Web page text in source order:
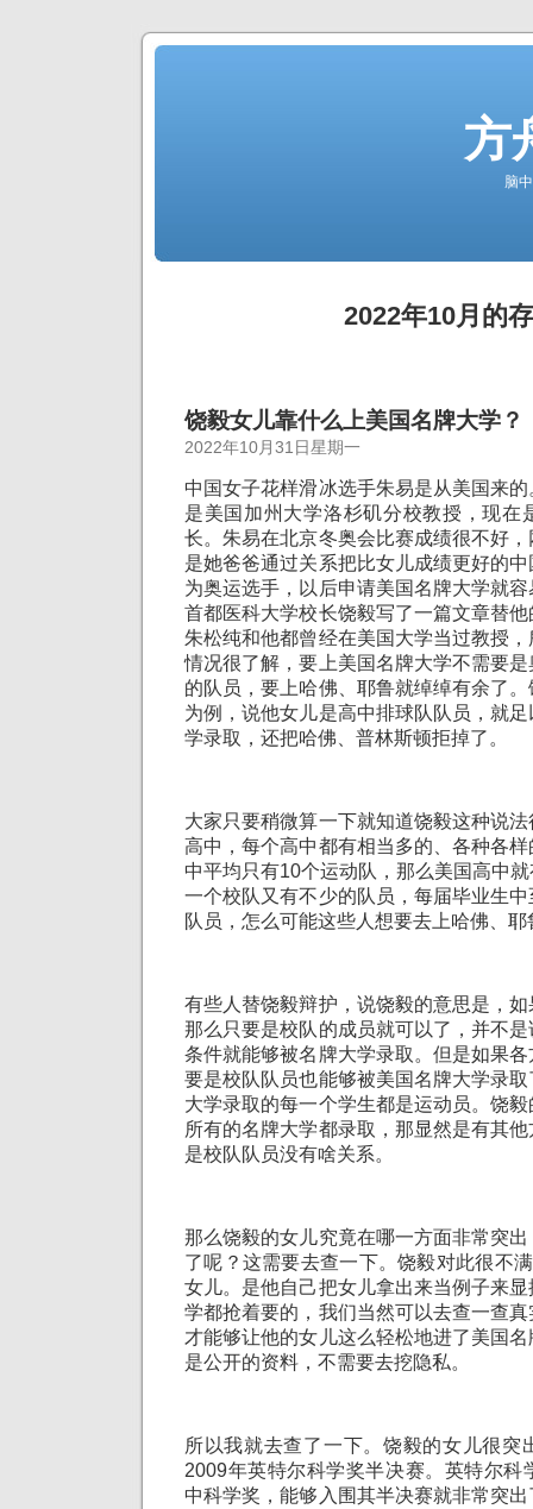
方
脑
2022年10月的
饶毅女儿靠什么上美国名牌大学？
2022年10月31日星期一
中国女子花样滑冰选手朱易是从美国来
是美国加州大学洛杉矶分校教授，现在
长。朱易在北京冬奥会比赛成绩很不好
是她爸爸通过关系把比女儿成绩更好的
为奥运选手，以后申请美国名牌大学就
首都医科大学校长饶毅写了一篇文章替
朱松纯和他都曾经在美国大学当过教授
情况很了解，要上美国名牌大学不需要
的队员，要上哈佛、耶鲁就绰绰有余了
为例，说他女儿是高中排球队队员，就
学录取，还把哈佛、普林斯顿拒掉了。
大家只要稍微算一下就知道饶毅这种说
高中，每个高中都有相当多的、各种各
中平均只有10个运动队，那么美国高中
一个校队又有不少的队员，每届毕业生
队员，怎么可能这些人想要去上哈佛、
有些人替饶毅辩护，说饶毅的意思是，
那么只要是校队的成员就可以了，并不
条件就能够被名牌大学录取。但是如果
要是校队队员也能够被美国名牌大学录
大学录取的每一个学生都是运动员。饶
所有的名牌大学都录取，那显然是有其
是校队队员没有啥关系。
那么饶毅的女儿究竟在哪一方面非常突
了呢？这需要去查一下。饶毅对此很不
女儿。是他自己把女儿拿出来当例子来
学都抢着要的，我们当然可以去查一查
才能够让他的女儿这么轻松地进了美国
是公开的资料，不需要去挖隐私。
所以我就去查了一下。饶毅的女儿很突
2009年英特尔科学奖半决赛。英特尔科
中科学奖，能够入围其半决赛就非常突